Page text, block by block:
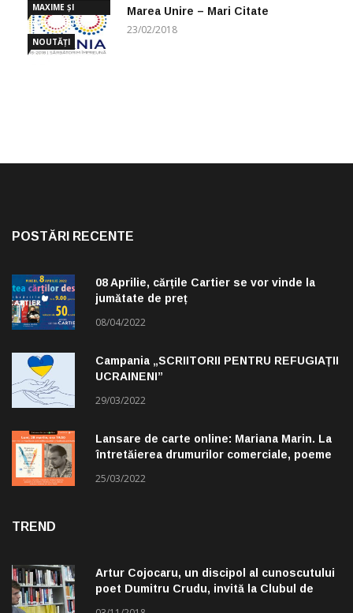
MAXIME ȘI
CUGETĂRI
NOUTĂȚI
Marea Unire – Mari Citate
23/02/2018
POSTĂRI RECENTE
08 Aprilie, cărțile Cartier se vor vinde la
jumătate de preț
08/04/2022
Campania „SCRIITORII PENTRU REFUGIAȚII
UCRAINENI”
29/03/2022
Lansare de carte online: Mariana Marin. La
întretăierea drumurilor comerciale, poeme
25/03/2022
TREND
Artur Cojocaru, un discipol al cunoscutului
poet Dumitru Crudu, invită la Clubul de